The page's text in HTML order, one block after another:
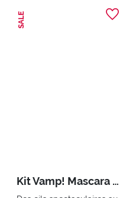
SALE
Kit Vamp! Mascara & Wonder Me Glow